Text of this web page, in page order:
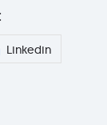
Linkedin